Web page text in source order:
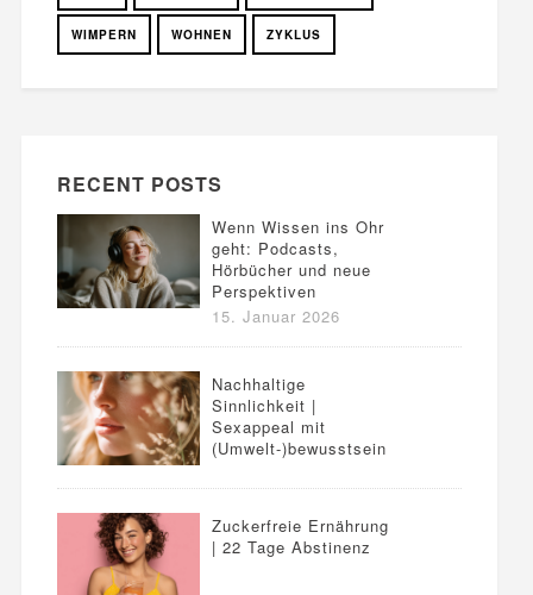
WIMPERN WOHNEN ZYKLUS
RECENT POSTS
Wenn Wissen ins Ohr
geht: Podcasts,
Hörbücher und neue
Perspektiven
15. Januar 2026
Nachhaltige
Sinnlichkeit |
Sexappeal mit
(Umwelt-)bewusstsein
Zuckerfreie Ernährung
| 22 Tage Abstinenz